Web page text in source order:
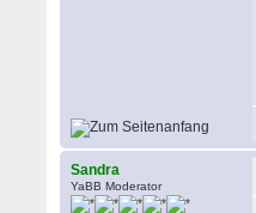
Sandra
YaBB Moderator